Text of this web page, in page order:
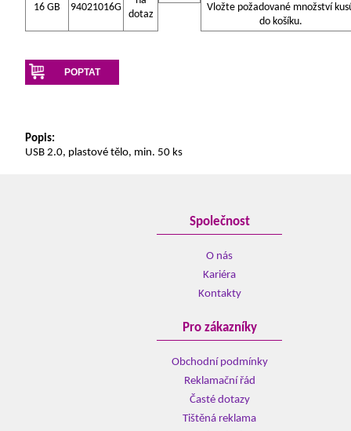
16 GB 94021016G
dotaz
Vložte požadované množství
do košíku.
POPTAT
Popis:
USB 2.0, plastové tělo, min. 50 ks
Společnost
O nás
Kariéra
Kontakty
Pro zákazníky
Obchodní podmínky
Reklamační řád
Časté dotazy
Tištěná reklama